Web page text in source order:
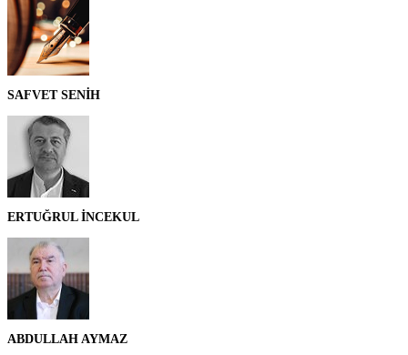
SAFVET SENİH
ERTUĞRUL İNCEKUL
ABDULLAH AYMAZ